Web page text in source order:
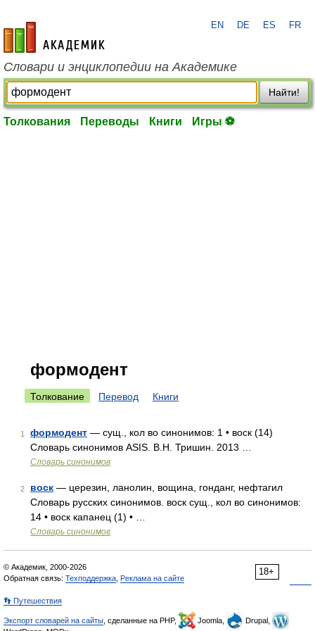
academic.ru
EN DE ES FR
Словари и энциклопедии на Академике
Найти!
Толкования Переводы Книги Игры ⚽
формодент
Толкование Перевод Книги
1 формодент — сущ., кол во синонимов: 1 • воск (14)
Словарь синонимов ASIS. В.Н. Тришин. 2013 …
Словарь синонимов
2 воск — церезин, ланолин, вощина, гонданг, нефтагил
Словарь русских синонимов. воск сущ., кол во синонимов:
14 • воск капанец (1) • …
Словарь синонимов
18+
© Академик, 2000-2026
Обратная связь: Техподдержка Реклама на сайте
👣 Путешествия
Экспорт словарей на сайты , сделанные на PHP, Joomla,
Drupal,